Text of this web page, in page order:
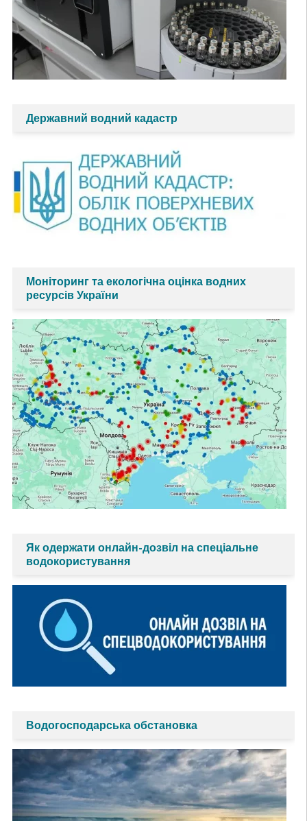
Державний водний кадастр
Моніторинг та екологічна оцінка водних
ресурсів України
Як одержати онлайн-дозвіл на спеціальне
водокористування
Водогосподарська обстановка